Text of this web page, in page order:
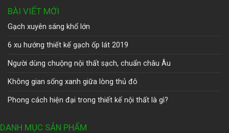
BÀI VIẾT MỚI
Gạch xuyên sáng khổ lớn
6 xu hướng thiết kế gạch ốp lát 2019
Người dùng chuộng nội thất sạch, chuẩn châu Âu
Không gian sống xanh giữa lòng thủ đô
Phong cách hiện đại trong thiết kế nội thất là gì?
DANH MỤC SẢN PHẨM